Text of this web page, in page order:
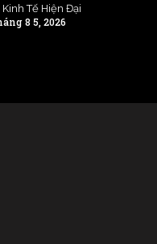
Kinh Tế Hiện Đại
8 5, 2026